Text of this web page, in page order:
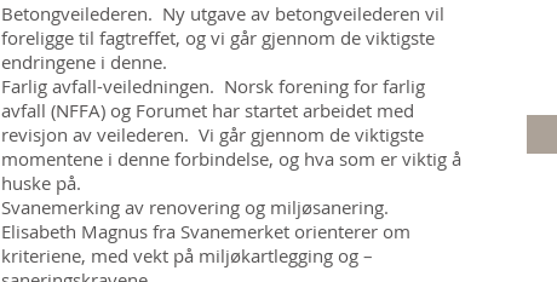
Betongveilederen. Ny utgave av betongveilederen vil
foreligge til fagtreffet, og vi går gjennom de viktigste
endringene i denne.
Farlig avfall-veiledningen. Norsk forening for farlig
avfall (NFFA) og Forumet har startet arbeidet med
revisjon av veilederen. Vi går gjennom de viktigste
momentene i denne forbindelse, og hva som er viktig å
huske på.
Svanemerking av renovering og miljøsanering.
Elisabeth Magnus fra Svanemerket orienterer om
kriteriene, med vekt på miljøkartlegging og –